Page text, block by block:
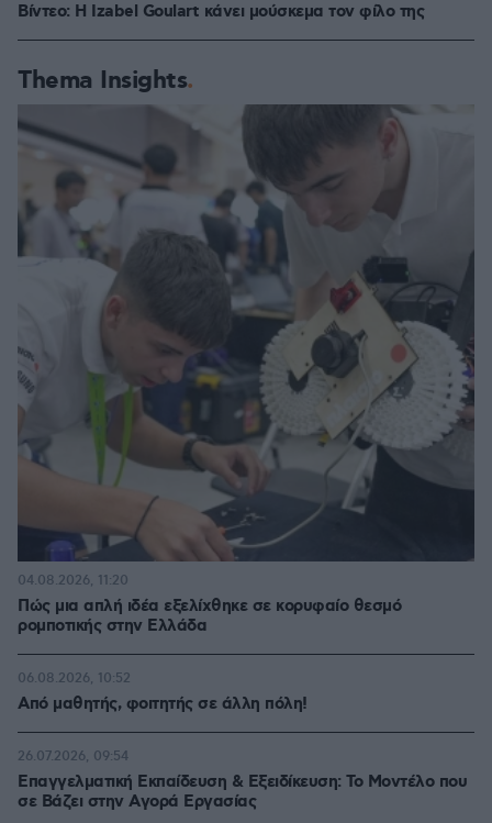
Βίντεο: Η Izabel Goulart κάνει μούσκεμα τον φίλο της
Thema Insights
Πώς μια απλή ιδέα εξελίχθηκε σε κορυφαίο θεσμό
ρομποτικής στην Ελλάδα
04.08.2026, 11:20
Από μαθητής, φοιτητής σε άλλη πόλη!
06.08.2026, 10:52
Επαγγελματική Εκπαίδευση & Εξειδίκευση: Το Mοντέλο που
σε Bάζει στην Aγορά Eργασίας
26.07.2026, 09:54